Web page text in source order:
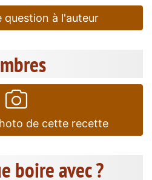
question à l'auteur
de cette recette
boire avec ?